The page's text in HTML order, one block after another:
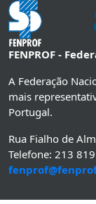
FENPROF -
A Federação
mais
Portugal.
Rua Fialho de
Telefone: 213